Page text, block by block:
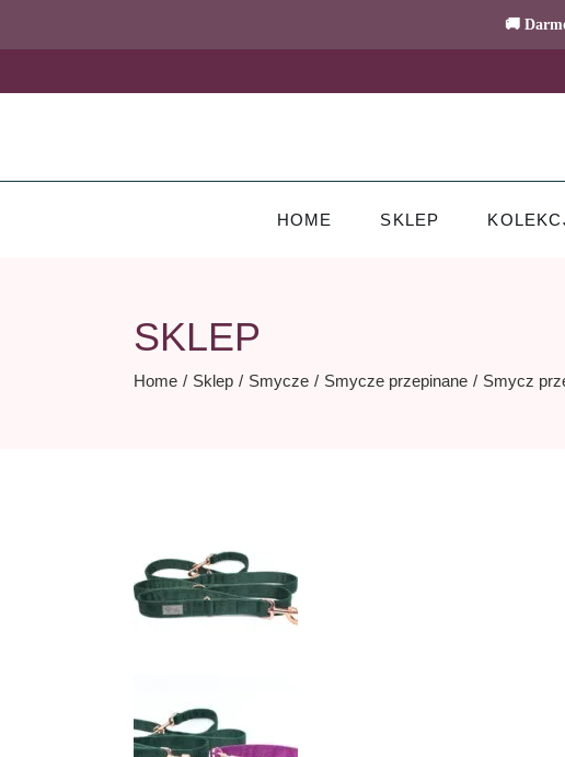
🚚
the
HOME SKLEP
SKLEP
Home Sklep Smycze Smycze przepinane Smycz